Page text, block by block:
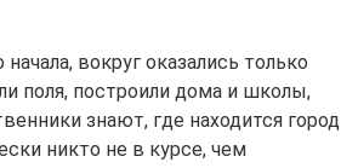
вокруг оказались только
поля, построили дома и школы,
знают, где находится город
никто не в курсе, чем